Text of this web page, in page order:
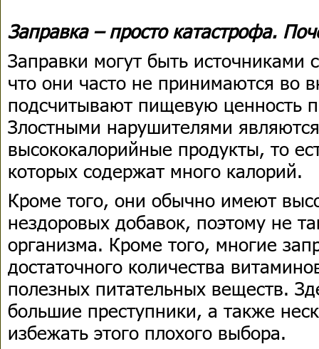
Заправка – просто катастрофа.
Заправки могут быть источниками
что они часто не принимаются во
подсчитывают пищевую ценность
Злостными нарушителями
высококалорийные продукты, то
которых содержат много калорий.
Кроме того, они обычно имеют
нездоровых добавок, поэтому не
организма. Кроме того, многие
достаточного количества
полезных питательных веществ.
большие преступники, а также
избежать этого плохого выбора.